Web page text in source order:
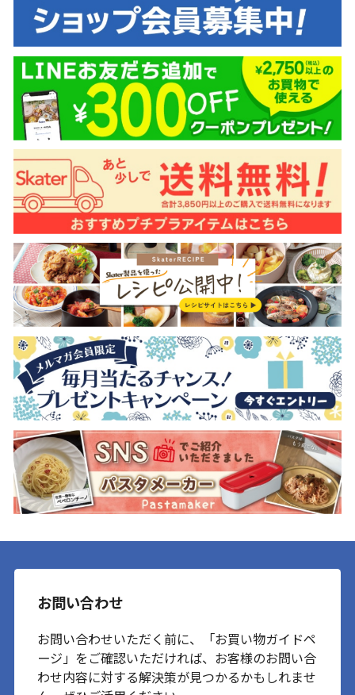
お問い合わせ
お問い合わせいただく前に、「お買い物ガイドペ
ージ」をご確認いただければ、お客様のお問い合
わせ内容に対する解決策が見つかるかもしれませ